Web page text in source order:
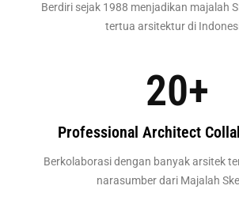
Berdiri sejak 1988 menjadikan majalah
tertua arsitektur di
Professional Architect
20+
Berkolaborasi dengan banyak arsitek
narasumber dari Majalah